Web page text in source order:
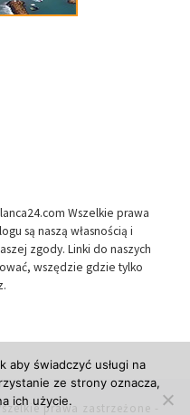
Wszelkie prawa
są naszą własnością i
zgody. Linki do naszych
wszędzie gdzie tylko
prawa zastrzeżone -
aby świadczyć usługi na
ze strony oznacza,
ich użycie.